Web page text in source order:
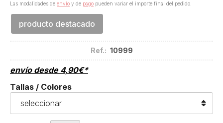
Las modalidades de envío y de pago pueden variar el importe final del pedido.
producto destacado
Ref.: 10999
envío desde 4,90€*
Tallas / Colores